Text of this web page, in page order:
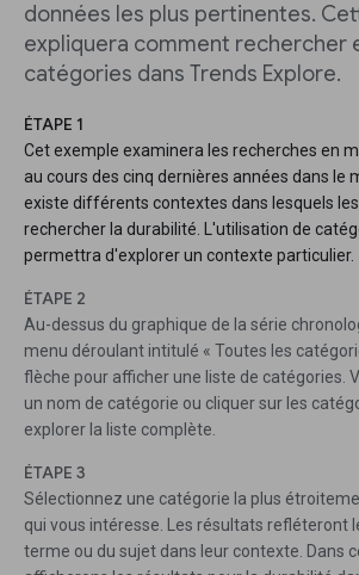
données les plus pertinentes.
expliquera comment rechercher
catégories dans Trends Explore.
ÉTAPE 1
Cet exemple examinera les recherches en
au cours des cinq dernières années dans le
existe différents contextes dans lesquels
rechercher la durabilité. L'utilisation de
permettra d'explorer un contexte particulier.
ÉTAPE 2
Au-dessus du graphique de la série
menu déroulant intitulé « Toutes les
flèche pour afficher une liste de catégories.
un nom de catégorie ou cliquer sur les
explorer la liste complète.
ÉTAPE 3
Sélectionnez une catégorie la plus
qui vous intéresse. Les résultats refléteront
terme ou du sujet dans leur contexte. Dans